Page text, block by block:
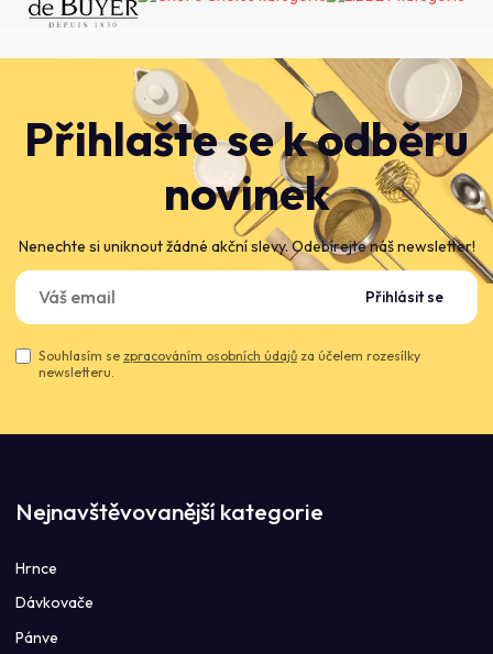
Přihlašte se k odběru
novinek
Nenechte si uniknout žádné akční slevy. Odebírejte náš newsletter!
Přihlásit se
Souhlasím se zpracováním osobních údajů za účelem rozesílky
newsletteru.
Nejnavštěvovanější kategorie
Hrnce
Dávkovače
Pánve